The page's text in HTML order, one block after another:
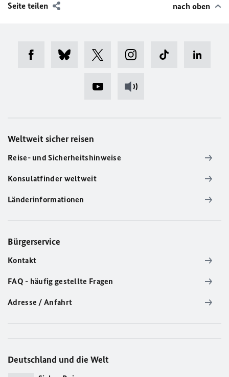
Seite teilen nach oben
Weltweit sicher reisen
Reise- und Sicherheitshinweise
Konsulatfinder weltweit
Länderinformationen
Bürgerservice
Kontakt
FAQ - häufig gestellte Fragen
Adresse / Anfahrt
Deutschland und die Welt